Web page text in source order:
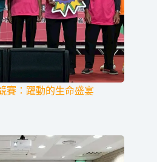
賽：躍動的生命盛宴